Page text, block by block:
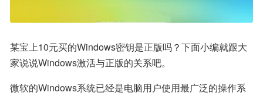
某宝上10元买的Windows密钥是正版吗？下面小编就跟大
家说说Windows激活与正版的关系吧。
微软的Windows系统已经是电脑用户使用最广泛的操作系